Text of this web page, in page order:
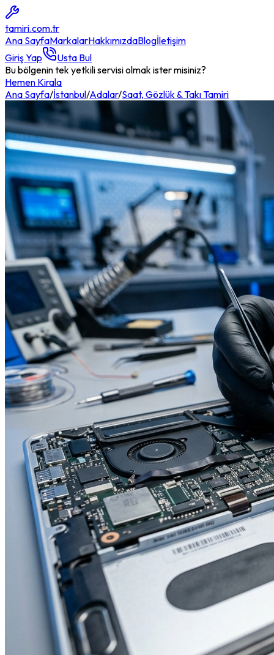
tamiri.com.tr
Ana SayfaMarkalarHakkımızdaBlogİletişim
Giriş Yap
Usta Bul
Bu bölgenin tek yetkili servisi olmak ister misiniz?
Hemen Kirala
Ana Sayfa/İstanbul/Adalar/Saat, Gözlük & Takı Tamiri